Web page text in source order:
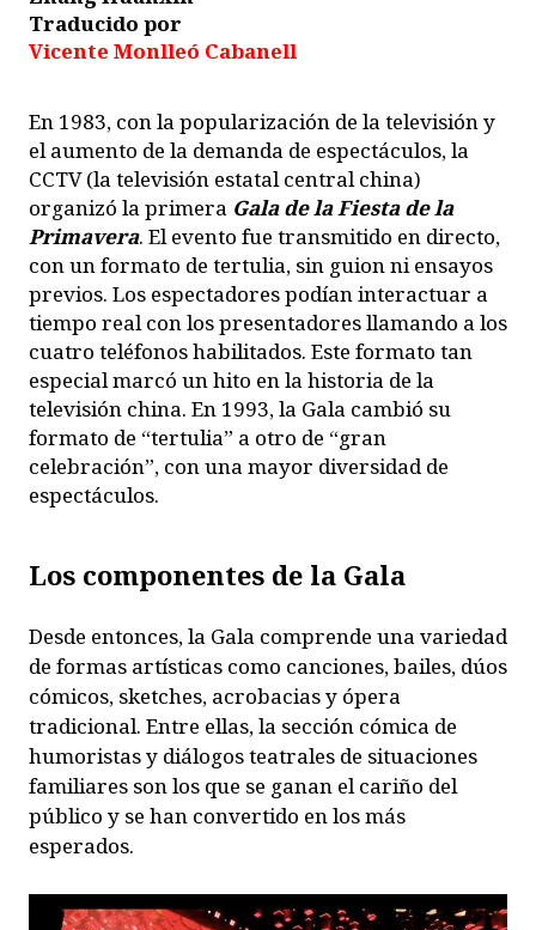
Traducido por
Vicente Monlleó Cabanell
En 1983, con la popularización de la televisión y
el aumento de la demanda de espectáculos, la
CCTV (la televisión estatal central china)
organizó la primera Gala de la Fiesta de la
Primavera. El evento fue transmitido en directo,
con un formato de tertulia, sin guion ni ensayos
previos. Los espectadores podían interactuar a
tiempo real con los presentadores llamando a los
cuatro teléfonos habilitados. Este formato tan
especial marcó un hito en la historia de la
televisión china. En 1993, la Gala cambió su
formato de “tertulia” a otro de “gran
celebración”, con una mayor diversidad de
espectáculos.
Los componentes de la Gala
Desde entonces, la Gala comprende una variedad
de formas artísticas como canciones, bailes, dúos
cómicos, sketches, acrobacias y ópera
tradicional. Entre ellas, la sección cómica de
humoristas y diálogos teatrales de situaciones
familiares son los que se ganan el cariño del
público y se han convertido en los más
esperados.